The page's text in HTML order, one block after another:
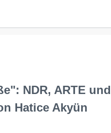
NDR, ARTE
Hatice Akyün